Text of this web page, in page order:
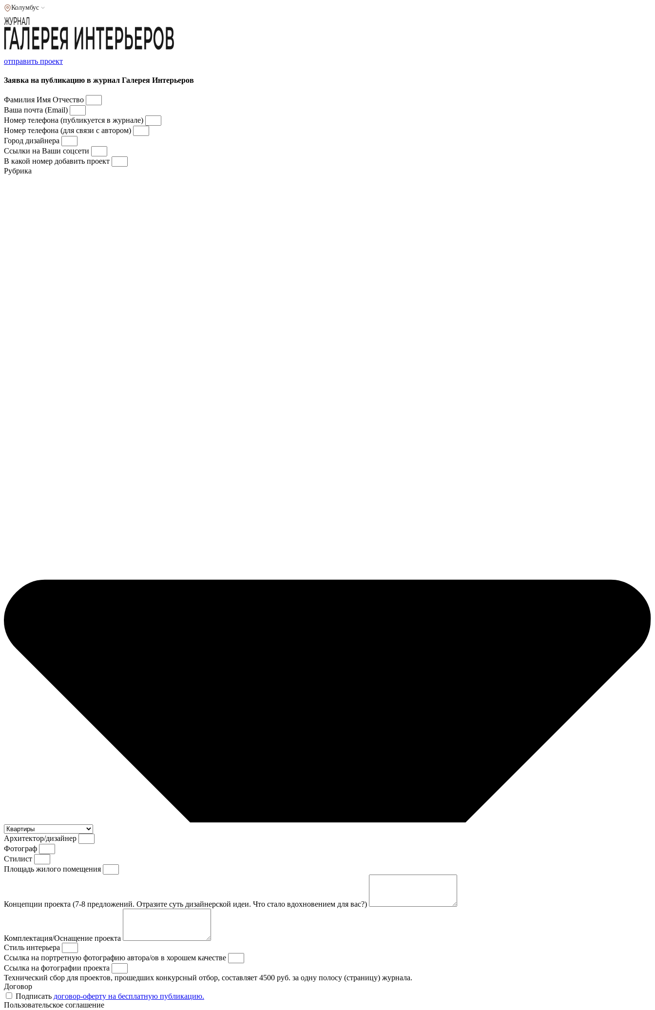
Колумбус
отправить проект
Заявка на публикацию в журнал Галерея Интерьеров
Фамилия Имя Отчество
Ваша почта (Email)
Номер телефона (публикуется в журнале)
Номер телефона (для связи с автором)
Город дизайнера
Ссылки на Ваши соцсети
В какой номер добавить проект
Рубрика
Архитектор/дизайнер
Фотограф
Стилист
Площадь жилого помещения
Концепции проекта (7-8 предложений. Отразите суть дизайнерской идеи. Что стало вдохновением для вас?)
Комплектация/Оснащение проекта
Стиль интерьера
Ссылка на портретную фотографию автора/ов в хорошем качестве
Ссылка на фотографии проекта
Технический сбор для проектов, прошедших конкурсный отбор, составляет 4500 руб. за одну полосу (страницу) журнала.
Договор
Подписать договор-оферту на бесплатную публикацию.
Пользовательское соглашение